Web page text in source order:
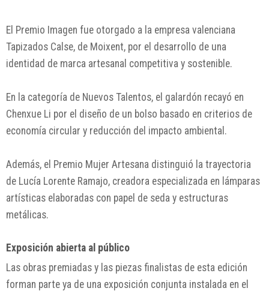
El Premio Imagen fue otorgado a la empresa valenciana
Tapizados Calse, de Moixent, por el desarrollo de una
identidad de marca artesanal competitiva y sostenible.
En la categoría de Nuevos Talentos, el galardón recayó en
Chenxue Li por el diseño de un bolso basado en criterios de
economía circular y reducción del impacto ambiental.
Además, el Premio Mujer Artesana distinguió la trayectoria
de Lucía Lorente Ramajo, creadora especializada en lámparas
artísticas elaboradas con papel de seda y estructuras
metálicas.
Exposición abierta al público
Las obras premiadas y las piezas finalistas de esta edición
forman parte ya de una exposición conjunta instalada en el